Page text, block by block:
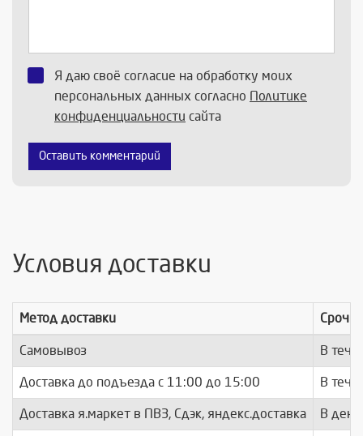
Я даю своё согласие на обработку моих
персональных данных согласно Политике
конфиденциальности сайта
Оставить комментарий
Условия доставки
Метод доставки
Самовывоз В
Доставка до подъезда c 11:00 до 15:00 В
Доставка я.маркет в ПВЗ, Сдэк, яндекс.доставка В день